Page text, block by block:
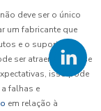
deve ser o único
um fabricante que
e o suporte
ser atraente, mas se
isso pode
falhas e
em relação à